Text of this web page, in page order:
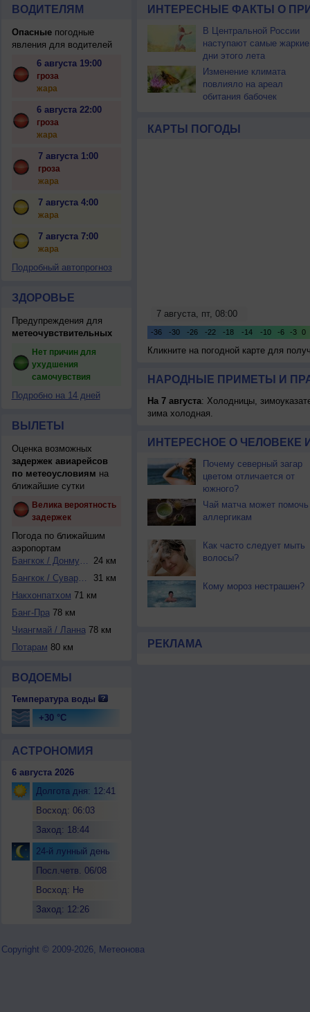
ВОДИТЕЛЯМ
Опасныепогодные
явления для водителей
6 августа 19:00
гроза
жара
6 августа 22:00
гроза
жара
7 августа 1:00
гроза
жара
7 августа 4:00
жара
7 августа 7:00
жара
Подробный автопрогноз
ЗДОРОВЬЕ
Предупреждения для
метеочувствительных
Нет причин для
ухудшения
самочувствия
Подробно на 14 дней
ВЫЛЕТЫ
Оценка возможных
задержек авиарейсов
по метеоусловиям на
ближайшие сутки
Велика вероятность
задержек
Погода по ближайшим
аэропортам
Бангкок / Донмуан... 24 км
Бангкок / Суварна...
31 км
Накхонпатхом 71 км
Банг-Пра78 км
Чиангмай / Ланна78 км
Потарам 80 км
ВОДОЕМЫ
Температура воды
+30 °C
АСТРОНОМИЯ
6 августа 2026
Долгота дня: 12:41
Восход: 06:03
Заход: 18:44
24-й лунный день
Посл.четв. 06/08
Восход: Не
Заход: 12:26
ИНТЕРЕСНЫЕ ФАКТЫ О
В Центральной России
наступают самые жаркие
дни этого лета
Изменение климата
повлияло на ареал
обитания бабочек
КАРТЫ ПОГОДЫ
Кликните на погодной карте для
НАРОДНЫЕ ПРИМЕТЫ И
На 7 августа: Холодницы,
зима холодная.
ИНТЕРЕСНОЕ О ЧЕЛОВЕКЕ
Почему северный загар
цветом отличается от
южного?
Чай матча может помочь
аллергикам
Как часто следует мыть
волосы?
Кому мороз нестрашен?
РЕКЛАМА
Copyright © 2009-2026, Метеонова